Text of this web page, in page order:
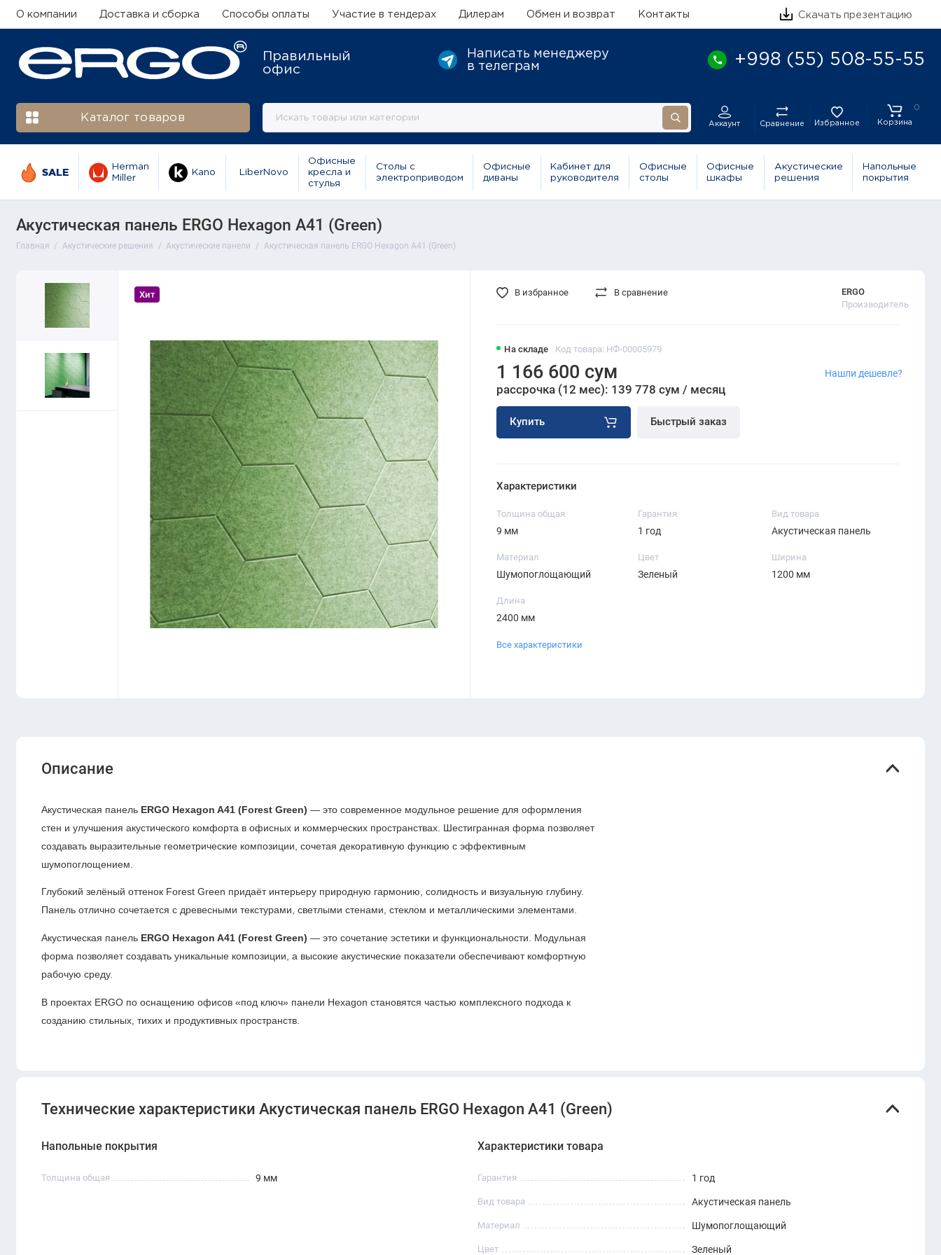
О компании Доставка и сборка Способы оплаты Участие в тендерах Дилерам Обмен и возврат Контакты Скачать презентацию
Правильный
офис
Написать менеджеру
в телеграм
+998 (55) 508-55-55
Каталог товаров
Аккаунт Сравнение Избранное
0
Корзина
SALE
Herman
Miller
Kano LiberNovo
Офисные
кресла и
стулья
Столы с
электроприводом
Офисные
диваны
Кабинет для
руководителя
Офисные
столы
Офисные
шкафы
Акустические
решения
Напольные
покрытия
Акустическая панель ERGO Hexagon A41 (Green)
Главная Акустические решения Акустические панели Акустическая панель ERGO Hexagon A41 (Green)
Хит
На складе Код товара: НФ-00005979
ERGO
Производитель
1 166 600 сум
рассрочка (12 мес): 139 778 сум / месяц
Купить Быстрый заказ
Нашли дешевле?
В избранное В сравнение
Характеристики
Толщина общая
9 мм
Гарантия
1 год
Вид товара
Акустическая панель
Материал
Шумопоглощающий
Цвет
Зеленый
Ширина
1200 мм
Длина
2400 мм
Все характеристики
Описание
Акустическая панель ERGO Hexagon A41 (Forest Green) — это современное модульное решение для оформления
стен и улучшения акустического комфорта в офисных и коммерческих пространствах. Шестигранная форма позволяет
создавать выразительные геометрические композиции, сочетая декоративную функцию с эффективным
шумопоглощением.
Глубокий зелёный оттенок Forest Green придаёт интерьеру природную гармонию, солидность и визуальную глубину.
Панель отлично сочетается с древесными текстурами, светлыми стенами, стеклом и металлическими элементами.
Акустическая панель ERGO Hexagon A41 (Forest Green) — это сочетание эстетики и функциональности. Модульная
форма позволяет создавать уникальные композиции, а высокие акустические показатели обеспечивают комфортную
рабочую среду.
В проектах ERGO по оснащению офисов «под ключ» панели Hexagon становятся частью комплексного подхода к
созданию стильных, тихих и продуктивных пространств.
Технические характеристики Акустическая панель ERGO Hexagon A41 (Green)
Напольные покрытия
Толщина общая 9 мм
Характеристики товара
Гарантия 1 год
Вид товара Акустическая панель
Материал Шумопоглощающий
Цвет Зеленый